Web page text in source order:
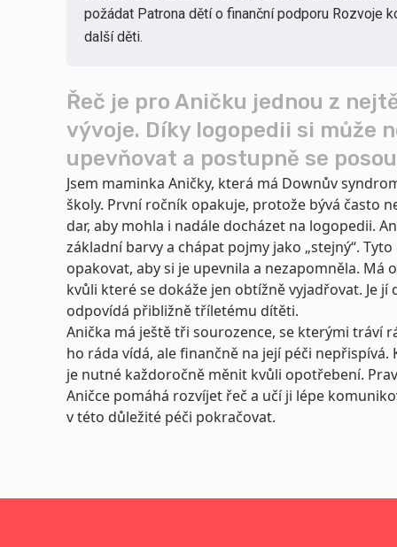
požádat Patrona dětí o finanční podporu Rozvoje
další děti.
Řeč je pro Aničku jednou z
vývoje. Díky logopedii si může
upevňovat a postupně se
Jsem maminka Aničky, která má Downův
školy. První ročník opakuje, protože bývá často
dar, aby mohla i nadále docházet na logopedii.
základní barvy a chápat pojmy jako „stejný“.
opakovat, aby si je upevnila a nezapomněla. Má
kvůli které se dokáže jen obtížně vyjadřovat. Je
odpovídá přibližně tříletému dítěti.
Anička má ještě tři sourozence, se kterými tráví
ho ráda vídá, ale finančně na její péči
je nutné každoročně měnit kvůli opotřebení.
Aničce pomáhá rozvíjet řeč a učí ji lépe
v této důležité péči pokračovat.